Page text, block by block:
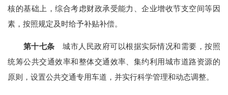
核的基础上，综合考虑财政承受能力、企业增收节支空间等因
素，按照规定及时给予补贴补偿。
第十七条 城市人民政府可以根据实际情况和需要，按照
统筹公共交通效率和整体交通效率、集约利用城市道路资源的
原则，设置公共交通专用车道，并实行科学管理和动态调整。